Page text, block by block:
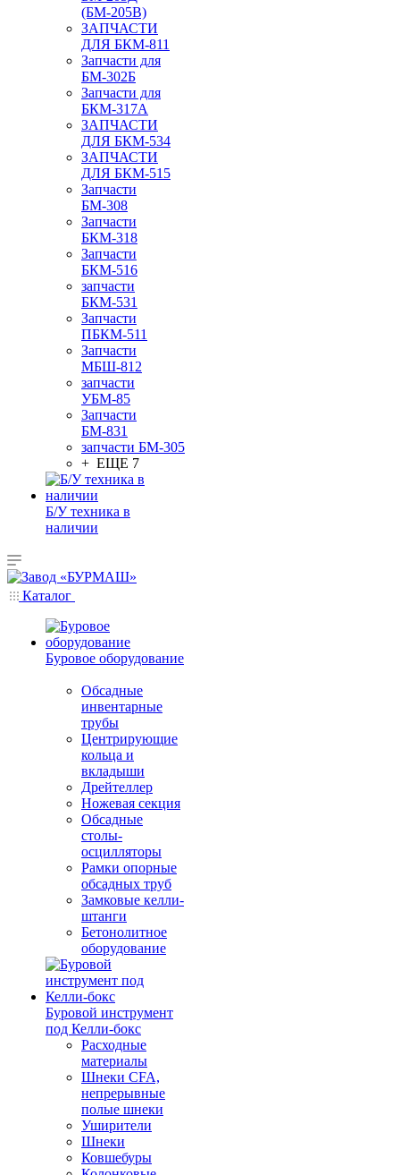
(БМ-205В)
ЗАПЧАСТИ
ДЛЯ БКМ-811
Запчасти для
БМ-302Б
Запчасти для
БКМ-317А
ЗАПЧАСТИ
ДЛЯ БКМ-534
ЗАПЧАСТИ
ДЛЯ БКМ-515
Запчасти
БМ-308
Запчасти
БКМ-318
Запчасти
БКМ-516
запчасти
БКМ-531
Запчасти
ПБКМ-511
Запчасти
МБШ-812
запчасти
УБМ-85
Запчасти
БМ-831
запчасти БМ-305
+ ЕЩЕ 7
Б/У техника в
наличии
Каталог
Буровое оборудование
Обсадные
инвентарные
трубы
Центрирующие
кольца и
вкладыши
Дрейтеллер
Ножевая секция
Обсадные
столы-
осцилляторы
Рамки опорные
обсадных труб
Замковые келли-
штанги
Бетонолитное
оборудование
Буровой инструмент
под Келли-бокс
Расходные
материалы
Шнеки CFA,
непрерывные
полые шнеки
Уширители
Шнеки
Ковшебуры